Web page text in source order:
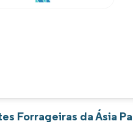
Forrageiras da Ásia